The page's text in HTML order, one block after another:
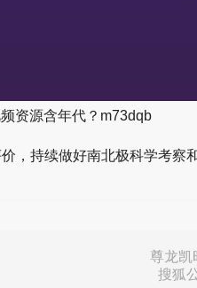
资源含年代？m73dqb
持续做好南北极科学考察
尊龙凯
搜狐